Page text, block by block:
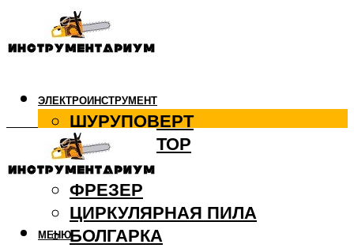
ЭЛЕКТРОИНСТРУМЕНТ
ШУРУПОВЕРТ
ПЕРФОРАТОР
ДРЕЛЬ
ФРЕЗЕР
ЦИРКУЛЯРНАЯ ПИЛА
БОЛГАРКА
МЕНЮ